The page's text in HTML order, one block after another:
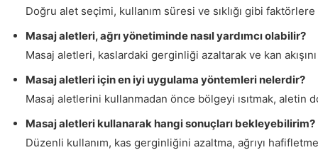
Doğru alet seçimi, kullanım süresi ve sıklığı gibi
Masaj aletleri, ağrı yönetiminde nasıl yardımcı olabilir?
Masaj aletleri, kaslardaki gerginliği azaltarak ve kan
Masaj aletleri için en iyi uygulama yöntemleri nelerdir?
Masaj aletlerini kullanmadan önce bölgeyi ısıtmak, aletin
Masaj aletleri kullanarak hangi sonuçları bekleyebilirim?
Düzenli kullanım, kas gerginliğini azaltma, ağrıyı